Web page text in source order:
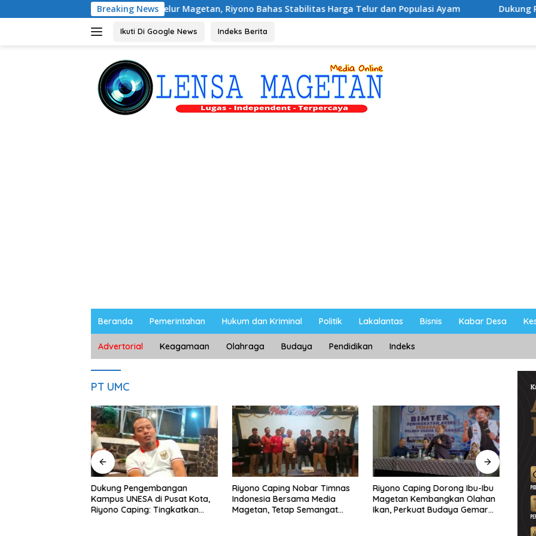
ke
Breaking News
Peternak Petelur Magetan, Riyono Bahas Stabilitas Harga Telur dan Populasi Ayam Dukung Pengembangan
Ikuti Di Google News Indeks Berita
Beranda Pemerintahan Hukum dan Kriminal Politik Lakalantas Bisnis Kabar Desa
Advertorial Keagamaan Olahraga Budaya Pendidikan Indeks
PT UMC
Dukung Pengembangan
Kampus UNESA di Pusat Kota,
Riyono Caping: Tingkatkan
Riyono Caping Nobar Timnas
Indonesia Bersama Media
Magetan, Tetap Semangat
Riyono Caping Dorong Ibu-Ibu
Magetan Kembangkan Olahan
Ikan, Perkuat Budaya Gemar